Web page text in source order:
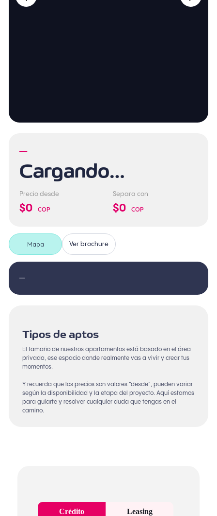
—
Cargando…
Precio desde
$0 COP
Separa con
$0 COP
Mapa Ver brochure
—
Tipos de aptos
El tamaño de nuestros apartamentos está basado en el área
privada, ese espacio donde realmente vas a vivir y crear tus
momentos.
Y recuerda que los precios son valores “desde”, pueden variar
según la disponibilidad y la etapa del proyecto. Aquí estamos
para guiarte y resolver cualquier duda que tengas en el
camino.
Crédito
Leasing